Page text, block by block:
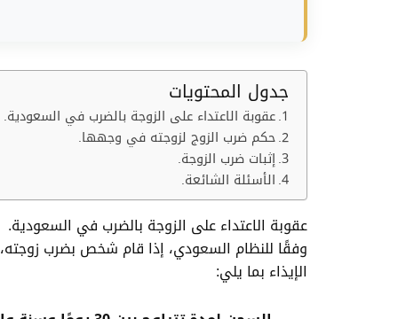
جدول المحتويات
عقوبة الاعتداء على الزوجة بالضرب في السعودية.
حكم ضرب الزوج لزوجته في وجهها.
إثبات ضرب الزوجة.
الأسئلة الشائعة.
عقوبة الاعتداء على الزوجة بالضرب في السعودية.
الإيذاء بما يلي: